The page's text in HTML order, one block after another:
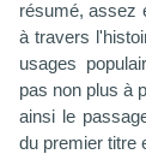
résumé, assez
à travers
usages
pas non plus à
ainsi le
du premier titre